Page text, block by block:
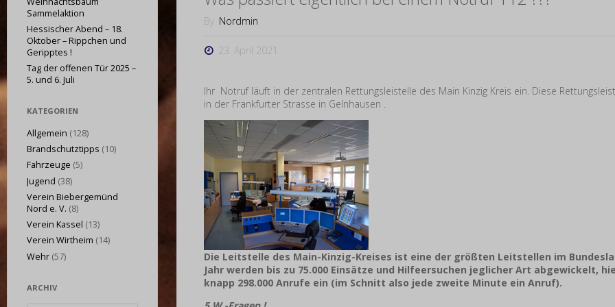
By Nordmin
23. April 2021
Ihr Notruf läuft in der zentralen Rettungsleistelle des Main Kinzig Kreis ein. Diese
in der Frankfurter Strasse in Gelnhausen .
Die Leitstelle des Main-Kinzig-Kreises ist eine der größten Leitstellen im
Jahr werden bis zu 75.000 Einsätze und Hilfeersuchen jeglicher Art abgewickelt,
knapp 298.000 Anrufe ein (im Schnitt also jede zweite Minute ein Anruf).
Sammelaktion
Hessischer Abend – 18.
Oktober – Rippchen und
Geripptes !
Tag der offenen Tür 2025 –
5. und 6. Juli
KATEGORIEN
Allgemein (128)
Brandschutztipps (10)
Fahrzeuge (5)
Jugend (38)
Verein Biebergemünd
Nord e. V. (8)
Verein Kassel (13)
Verein Wirtheim (14)
Wehr (57)
ARCHIV